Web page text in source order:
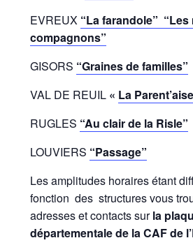
EVREUX “La farandole”
compagnons”
GISORS “Graines de familles”
VAL DE REUIL« La
RUGLES “Au clair de la Risle”
LOUVIERS “Passage”
Les amplitudes horaires étant
fonction des structures vous
adresses et contacts surla
départementale de la CAF de